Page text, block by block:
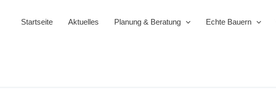
Startseite Aktuelles Planung & Beratung Echte Bauern